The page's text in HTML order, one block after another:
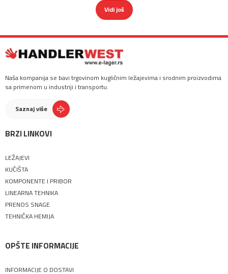
Vidi još
Naša kompanija se bavi trgovinom kugličnim ležajevima i srodnim proizvodima
sa primenom u industriji i transportu.
Saznaj više
BRZI LINKOVI
LEŽAJEVI
KUĆIŠTA
KOMPONENTE I PRIBOR
LINEARNA TEHNIKA
PRENOS SNAGE
TEHNIČKA HEMIJA
OPŠTE INFORMACIJE
INFORMACIJE O DOSTAVI